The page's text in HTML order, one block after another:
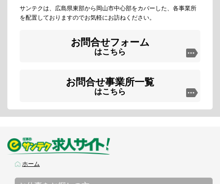
サンテクは、広島県東部から岡山市中心部をカバーした、各事業所
を配置しておりますのでお気軽にお訪ねください。
お問合せフォーム
はこちら
お問合せ事業所一覧
はこちら
ホーム